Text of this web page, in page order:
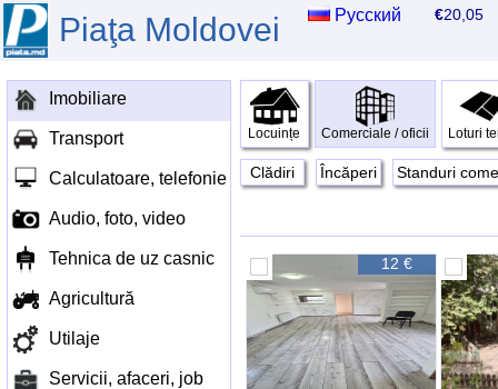
Piaţa Moldovei Русский €
Imobiliare
Transport
Calculatoare, telefonie
Audio, foto, video
Tehnica de uz casnic
Agricultură
Utilaje
Servicii, afaceri, job
Locuințe Comerciale / oficii Loturi
Clădiri Încăperi Standuri
12 €